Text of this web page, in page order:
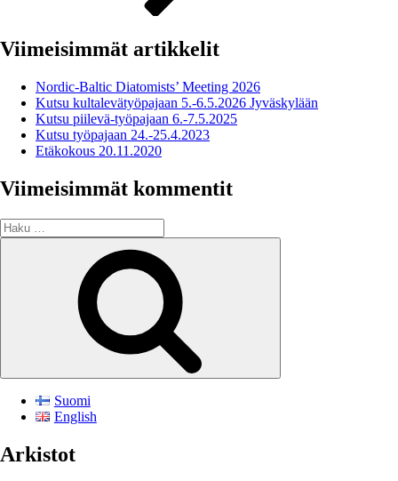
Viimeisimmät artikkelit
Nordic-Baltic Diatomists’ Meeting 2026
Kutsu kultalevätyöpajaan 5.-6.5.2026 Jyväskylään
Kutsu piilevä-työpajaan 6.-7.5.2025
Kutsu työpajaan 24.-25.4.2023
Etäkokous 20.11.2020
Viimeisimmät kommentit
Etsi:
Suomi
English
Arkistot